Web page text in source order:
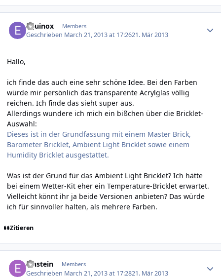
Equinox Members
Geschrieben March 21, 2013 at 17:2621. Mär 2013
Hallo,
ich finde das auch eine sehr schöne Idee. Bei den Farben
würde mir persönlich das transparente Acrylglas völlig
reichen. Ich finde das sieht super aus.
Allerdings wundere ich mich ein bißchen über die Bricklet-
Auswahl:
Dieses ist in der Grundfassung mit einem Master Brick,
Barometer Bricklet, Ambient Light Bricklet sowie einem
Humidity Bricklet ausgestattet.
Was ist der Grund für das Ambient Light Bricklet? Ich hätte
bei einem Wetter-Kit eher ein Temperature-Bricklet erwartet.
Vielleicht könnt ihr ja beide Versionen anbieten? Das würde
ich für sinnvoller halten, als mehrere Farben.
Zitieren
Einstein Members
Geschrieben March 21, 2013 at 17:2821. Mär 2013